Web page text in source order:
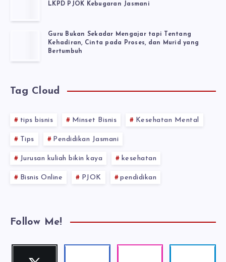
LKPD PJOK Kebugaran Jasmani
Guru Bukan Sekadar Mengajar tapi Tentang
Kehadiran, Cinta pada Proses, dan Murid yang
Bertumbuh
Tag Cloud
tips bisnis Minset Bisnis Kesehatan Mental
Tips Pendidikan Jasmani
Jurusan kuliah bikin kaya kesehatan
Bisnis Online PJOK pendidikan
Follow Me!
Twitter